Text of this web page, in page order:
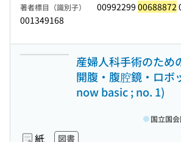
著者標目（識別子） 00992299 00688872
001349168
産婦人科手術のため
開腹・腹腔鏡・ロボ
now basic ; no. 1)
紙 図書
国立国